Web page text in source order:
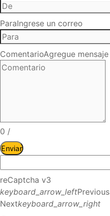
ParaIngrese un correo
ComentarioAgregue mensaje
0 /
Enviar
reCaptcha v3
keyboard_arrow_leftPrevious
Nextkeyboard_arrow_right